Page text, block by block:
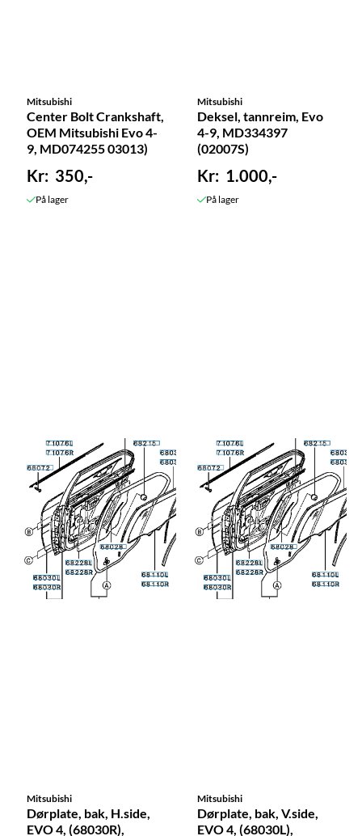
Mitsubishi
Center Bolt Crankshaft,
OEM Mitsubishi Evo 4-
9, MD074255 03013)
350,-
På lager
Mitsubishi
Deksel, tannreim, Evo
4-9, MD334397
(02007S)
1.000,-
På lager
Mitsubishi
Dørplate, bak, H.side,
EVO 4, (68030R),
Mitsubishi
Dørplate, bak, V.side,
EVO 4, (68030L),